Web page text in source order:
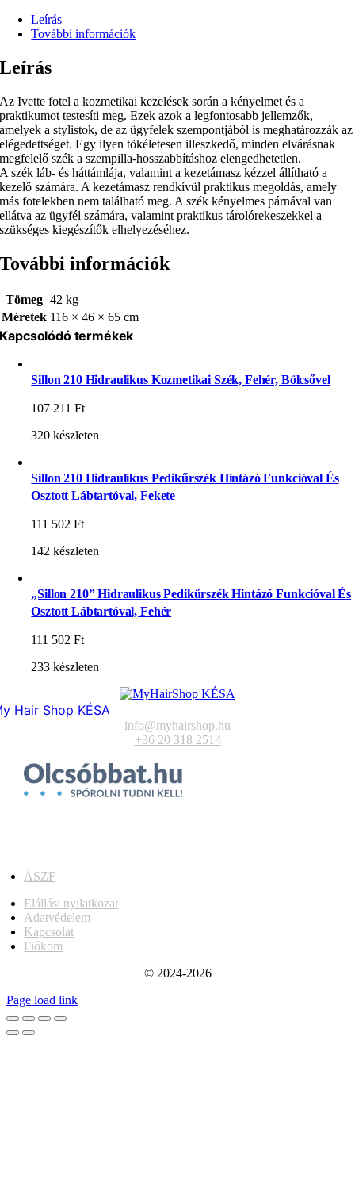
Leírás
További információk
Leírás
Az Ivette fotel a kozmetikai kezelések során a kényelmet és a
praktikumot testesíti meg. Ezek azok a legfontosabb jellemzők,
amelyek a stylistok, de az ügyfelek szempontjából is meghatározzák az
elégedettséget. Egy ilyen tökéletesen illeszkedő, minden elvárásnak
megfelelő szék a szempilla-hosszabbításhoz elengedhetetlen.
A szék láb- és háttámlája, valamint a kezetámasz kézzel állítható a
kezelő számára. A kezetámasz rendkívül praktikus megoldás, amely
más fotelekben nem található meg. A szék kényelmes párnával van
ellátva az ügyfél számára, valamint praktikus tárolórekeszekkel a
szükséges kiegészítők elhelyezéséhez.
További információk
Tömeg 42 kg
Méretek 116 × 46 × 65 cm
Kapcsolódó termékek
Sillon 210 Hidraulikus Kozmetikai Szék, Fehér, Bölcsővel
107 211Ft
320 készleten
Sillon 210 Hidraulikus Pedikűrszék Hintázó Funkcióval És
Osztott Lábtartóval, Fekete
111 502Ft
142 készleten
„Sillon 210” Hidraulikus Pedikűrszék Hintázó Funkcióval És
Osztott Lábtartóval, Fehér
111 502Ft
233 készleten
Hair Shop KÉSA
info@myhairshop.hu
+36 20 318 2514
ÁSZF
Elállási nyilatkozat
Adatvédelem
Kapcsolat
Fiókom
© 2024-2026
Page load link